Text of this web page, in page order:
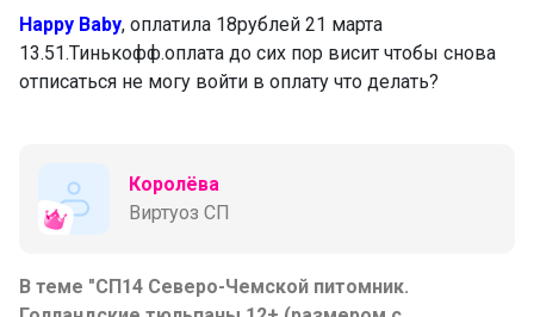
Happy Baby, оплатила 18рублей 21 марта
13.51.Тинькофф.оплата до сих пор висит чтобы снова
отписаться не могу войти в оплату что делать?
Королёва
Виртуоз СП
В теме "СП14 Северо-Чемской питомник.